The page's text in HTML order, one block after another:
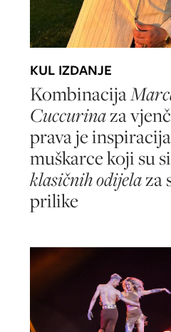
KUL IZDANJE
Kombinacija
Cuccurinaza
prava je
muškarce koji su
klasičnih odijelaza
prilike